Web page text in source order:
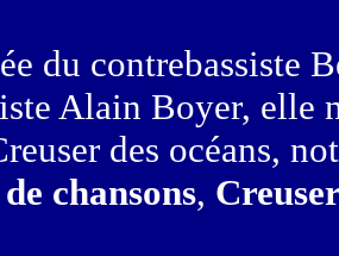
du contrebassiste
Alain Boyer, elle
des océans,
chansons,